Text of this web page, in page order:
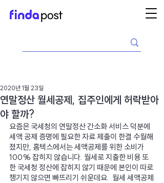
연말정산 월세공제, 집주인에게 허락받아
야 할까?
2020년 1월 23일
요즘은 국세청의 연말정산 간소화 서비스 덕분에
세액 공제 증명에 필요한 자료 제출이 한결 수월해
졌지만, 홈텍스에서는 세액공제를 위한 소비가
100% 잡히지 않습니다. 월세로 지출한 비용 또
한 국세청 정산에 잡히지 않기 때문에 본인이 따로
챙기지 않으면 빠뜨리기 쉬운데요.  월세 세액공제